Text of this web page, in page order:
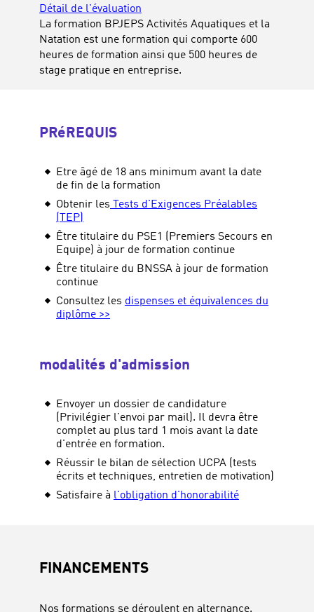
Détail de l'évaluation
La formation BPJEPS Activités Aquatiques et la
Natation est une formation qui comporte 600
heures de formation ainsi que 500 heures de
stage pratique en entreprise.
PRéREQUIS
Etre âgé de 18 ans minimum avant la date
de fin de la formation
Obtenir les Tests d'Exigences Préalables
(TEP)
Être titulaire du PSE1 (Premiers Secours en
Equipe) à jour de formation continue
Être titulaire du BNSSA à jour de formation
continue
Consultez les dispenses et équivalences du
diplôme >>
modalités d'admission
Envoyer un dossier de candidature
(Privilégier l'envoi par mail). Il devra être
complet au plus tard 1 mois avant la date
d'entrée en formation.
Réussir le bilan de sélection UCPA (tests
écrits et techniques, entretien de motivation)
Satisfaire à l'obligation d'honorabilité
FINANCEMENTS
Nos formations se déroulent en alternance.